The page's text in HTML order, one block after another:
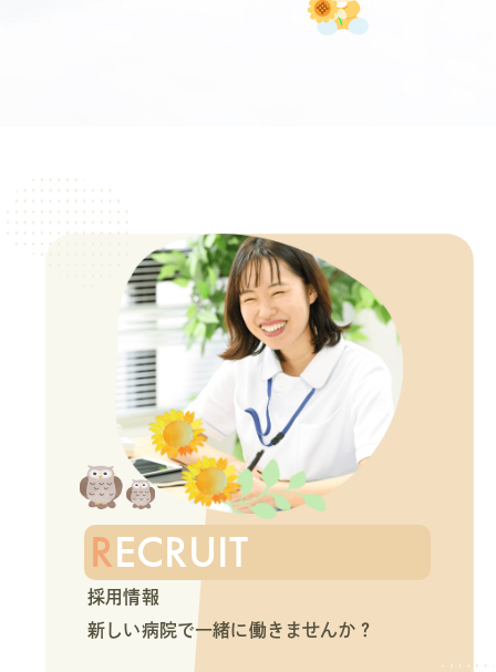
RECRUIT
採用情報
新しい病院で一緒に働きませんか？